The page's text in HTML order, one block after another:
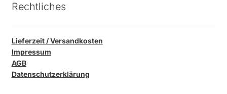
Rechtliches
Lieferzeit / Versandkosten
Impressum
AGB
Datenschutzerklärung